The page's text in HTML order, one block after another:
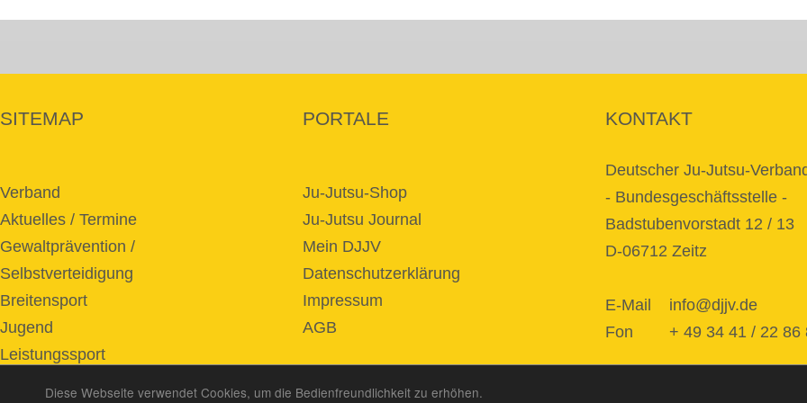
Diese Webseite verwendet Cookies, um die Bedienfreundlichkeit zu erhöhen.
SITEMAP
Verband
Aktuelles / Termine
Gewaltprävention /
Selbstverteidigung
Breitensport
Jugend
Leistungssport
PORTALE
Ju-Jutsu-Shop
Ju-Jutsu Journal
Mein DJJV
Datenschutzerklärung
Impressum
AGB
KONTAKT
Deutscher Ju-Jutsu-
- Bundesgeschäftsstelle -
Badstubenvorstadt 12 / 13
D-06712 Zeitz
E-Mail info@djjv.de
Fon + 49 34 41 / 22 86